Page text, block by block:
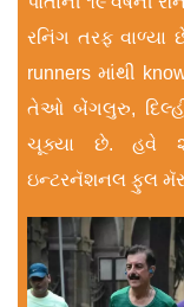
રનિંગ તરફ
runners માંથી
તેઓ બેંગલુરુ,
ચૂક્યા છે. હવે
ઇન્ટરનૅશનલ ફુલ